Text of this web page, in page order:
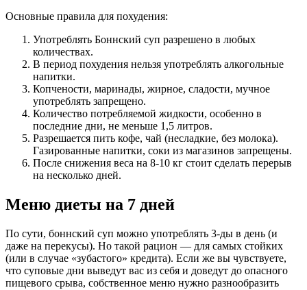
Основные правила для похудения:
Употреблять Боннский суп разрешено в любых
количествах.
В период похудения нельзя употреблять алкогольные
напитки.
Копчености, маринады, жирное, сладости, мучное
употреблять запрещено.
Количество потребляемой жидкости, особенно в
последние дни, не меньше 1,5 литров.
Разрешается пить кофе, чай (несладкие, без молока).
Газированные напитки, соки из магазинов запрещены.
После снижения веса на 8-10 кг стоит сделать перерыв
на несколько дней.
Меню диеты на 7 дней
По сути, боннский суп можно употреблять 3-ды в день (и
даже на перекусы). Но такой рацион — для самых стойких
(или в случае «зубастого» кредита). Если же вы чувствуете,
что суповые дни выведут вас из себя и доведут до опасного
пищевого срыва, собственное меню нужно разнообразить